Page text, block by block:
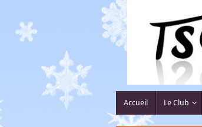
contenu
contenu
Accueil Le Club